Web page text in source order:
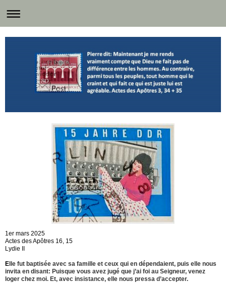
1er mars 2025
Actes des Apôtres 16, 15
Lydie II
E lle fut baptisée avec sa famille et ceux qui en dépendaient, puis elle nous
invita en disant: Puisque vous avez jugé que j’ai foi au Seigneur, venez
loger chez moi. Et, avec insistance, elle nous pressa d’accepter.